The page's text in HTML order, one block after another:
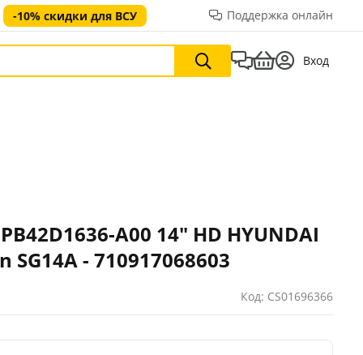
-10% скидки для ВСУ Поддержка онлайн
Вход
A00 14" HD HYUNDAI
SG14A - 710917068603
Код: CS01696366